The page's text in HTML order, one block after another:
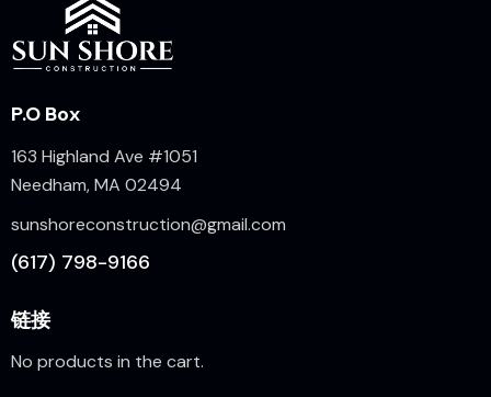
P.O Box
163 Highland Ave #1051
Needham, MA 02494
sunshoreconstruction@gmail.com
(617) 798-9166
链接
No products in the cart.